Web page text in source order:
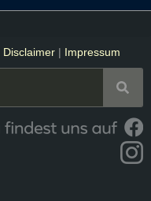
Disclaimer| Impressum